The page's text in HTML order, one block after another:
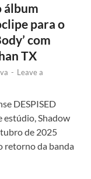
álbum
para o
com
TX
- Leave a
DESPISED
estúdio, Shadow
de 2025
retorno da banda